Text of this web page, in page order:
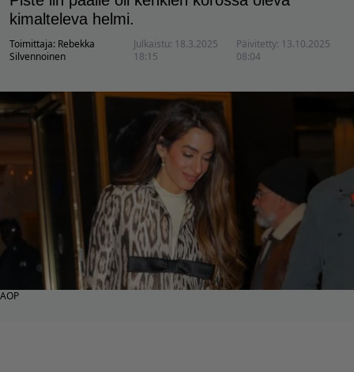
kimalteleva helmi.
Toimittaja: Rebekka
Silvennoinen
Julkaistu: 18.3.2025
18:15
Päivitetty: 13.10.2025
08:04
AOP